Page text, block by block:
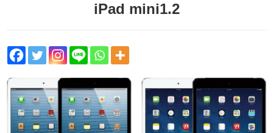
iPad mini1.2